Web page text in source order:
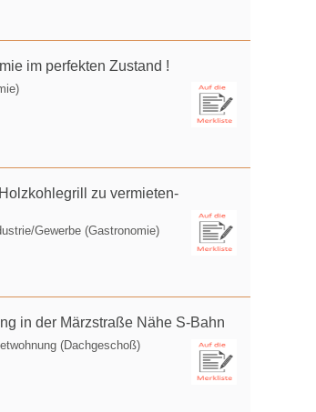
im perfekten Zustand !
zu vermieten-
Gewerbe (Gastronomie)
in der Märzstraße Nähe S-Bahn
(Dachgeschoß)